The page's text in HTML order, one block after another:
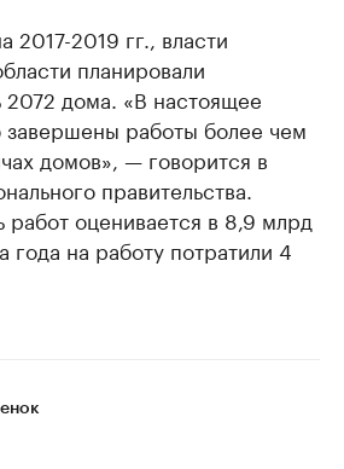
2017-2019 гг., власти
планировали
2072 дома. «В настоящее
завершены работы более чем
домов», — говорится в
правительства.
оценивается в 8,9 млрд
года на работу потратили 4